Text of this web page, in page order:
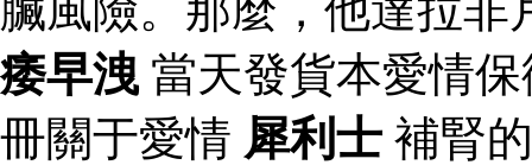
痿早洩 當天發貨本愛情
冊關于愛情 犀利士 補腎